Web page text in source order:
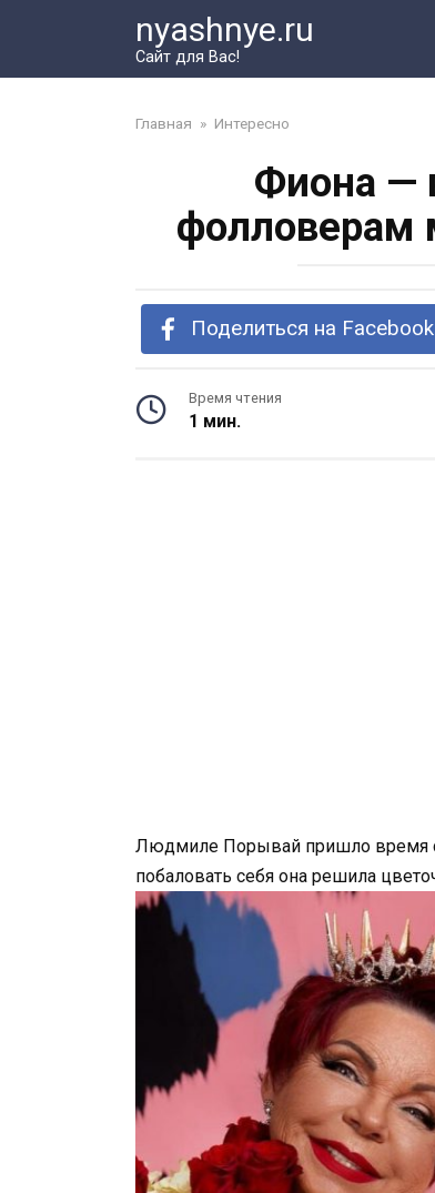
nyashnye.ru
Сайт для Вас!
Главная » Интересно
Фиона —
фолловерам
Поделиться на Facebook
Время чтения
1 мин.
Людмиле Порывай пришло время
побаловать себя она решила